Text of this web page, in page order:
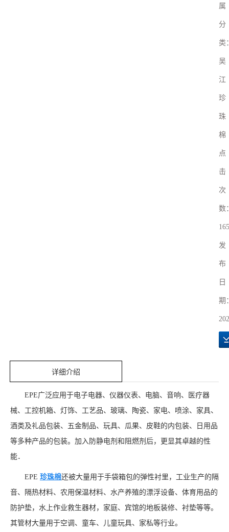
属
分
类
吴
江
珍
珠
棉
点
击
次
数
发
布
日
期
详细介绍
EPE广泛应用于电子电器、仪器仪表、电脑、音响、医疗器
械、工控机箱、灯饰、工艺品、玻璃、陶瓷、家电、喷涂、家具、
酒类及礼品包装、五金制品、玩具、瓜果、皮鞋的内包装、日用品
等多种产品的包装。加入防静电剂和阻燃剂后，更显其卓越的性
能．
EPE 珍珠棉还被大量用于手袋箱包的弹性衬里，工业生产的隔
音、隔热材料、农用保温材料、水产养殖的漂浮设备、体育用品的
防护垫，水上作业救生器材，家庭、宾馆的地板装修、衬垫等等。
其管材大量用于空调、童车、儿童玩具、家私等行业。